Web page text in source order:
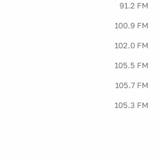
91.2 FM
100.9 FM
102.0 FM
105.5 FM
105.7 FM
105.3 FM